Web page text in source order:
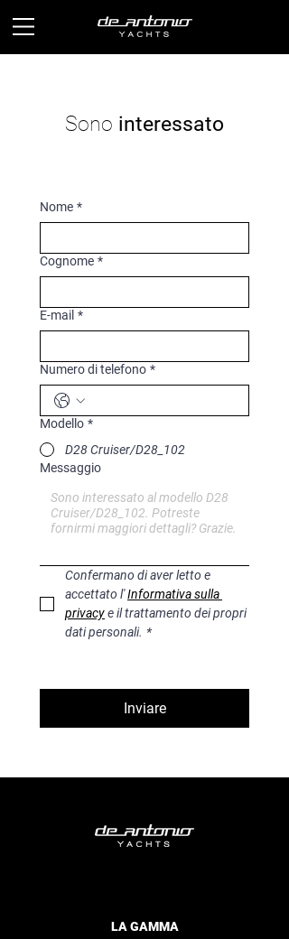
Sono interessato
Nome *
Cognome *
E-mail *
Numero di telefono *
Modello *
D28 Cruiser/D28_102
Messaggio
Confermano di aver letto e
accettato l' Informativa sulla
privacy e il trattamento dei propri
dati personali. *
Inviare
LA GAMMA